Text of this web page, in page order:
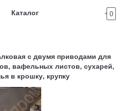
Каталог 0
с двумя приводами для
вафельных листов, сухарей,
в крошку, крупку